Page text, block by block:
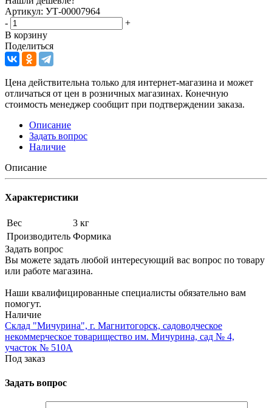
Артикул: УТ-00007964
-
+
В корзину
Поделиться
Цена действительна только для интернет-магазина и может
отличаться от цен в розничных магазинах. Конечную
стоимость менеджер сообщит при подтверждении заказа.
Описание
Задать вопрос
Наличие
Описание
Характеристики
Вес
3 кг
Производитель Формика
Задать вопрос
Вы можете задать любой интересующий вас вопрос по товару
или работе магазина.
Наши квалифицированные специалисты обязательно вам
помогут.
Наличие
Склад "Мичурина", г. Магнитогорск, садоводческое
некоммерческое товарищество им. Мичурина, сад № 4,
участок № 510А
Под заказ
Задать вопрос